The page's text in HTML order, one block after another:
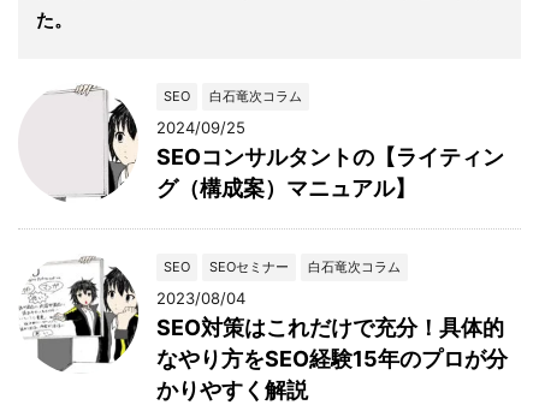
た。
SEO 白石竜次コラム
2024/09/25
SEOコンサルタントの【ライティン
グ（構成案）マニュアル】
SEO SEOセミナー 白石竜次コラム
2023/08/04
SEO対策はこれだけで充分！具体的
なやり方をSEO経験15年のプロが分
かりやすく解説